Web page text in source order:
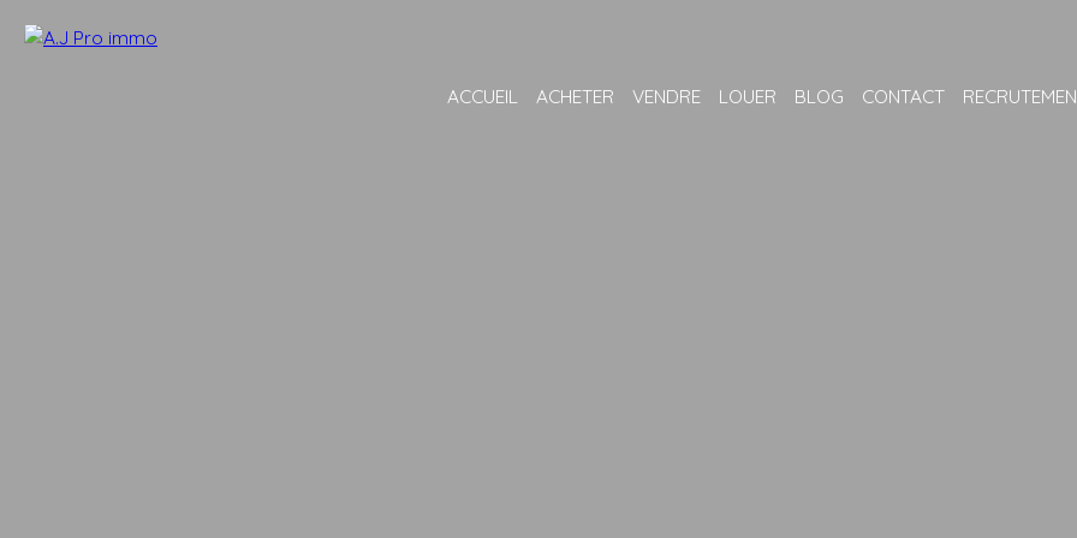
ACCUEIL ACHETER VENDRE LOUER BLOG CONTACT